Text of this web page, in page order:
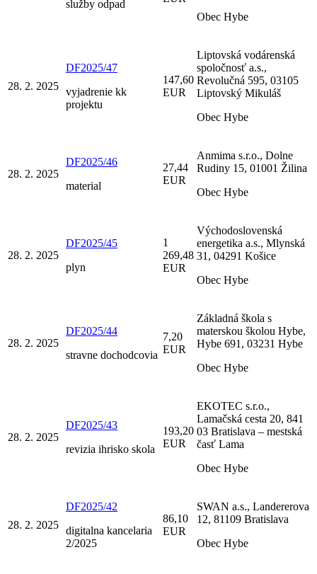
služby odpad
Obec Hybe
28. 2. 2025
DF2025/47
vyjadrenie kk
projektu
147,60
EUR
Liptovská vodárenská
spoločnosť a.s.,
Revolučná 595, 03105
Liptovský Mikuláš
Obec Hybe
28. 2. 2025
DF2025/46
material
27,44
EUR
Anmima s.r.o., Dolne
Rudiny 15, 01001 Žilina
Obec Hybe
28. 2. 2025
DF2025/45
plyn
1
269,48
EUR
Východoslovenská
energetika a.s., Mlynská
31, 04291 Košice
Obec Hybe
28. 2. 2025
DF2025/44
stravne dochodcovia
7,20
EUR
Základná škola s
materskou školou Hybe,
Hybe 691, 03231 Hybe
Obec Hybe
28. 2. 2025
DF2025/43
revizia ihrisko skola
193,20
EUR
EKOTEC s.r.o.,
Lamačská cesta 20, 841
03 Bratislava – mestská
časť Lama
Obec Hybe
28. 2. 2025
DF2025/42
digitalna kancelaria
2/2025
86,10
EUR
SWAN a.s., Landererova
12, 81109 Bratislava
Obec Hybe